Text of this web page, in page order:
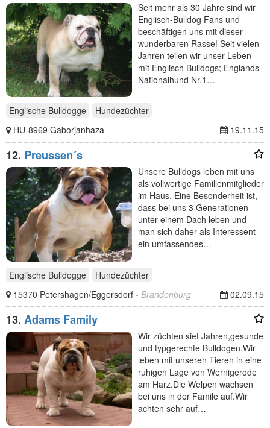
Seit mehr als 30 Jahre sind wir
Englisch-Bulldog Fans und
beschäftigen uns mit dieser
wunderbaren Rasse! Seit vielen
Jahren teilen wir unser Leben
mit Englisch Bulldogs; Englands
Nationalhund Nr.1…
Englische Bulldogge
Hundezüchter
HU-8969 Gaborjanhaza
19.11.15
12. Preussen´s
Unsere Bulldogs leben mit uns
als vollwertige Familienmitglieder
im Haus. Eine Besonderheit ist,
dass bei uns 3 Generationen
unter einem Dach leben und
man sich daher als Interessent
ein umfassendes…
Englische Bulldogge
Hundezüchter
15370 Petershagen/Eggersdorf - Brandenburg 02.09.15
13. Adams Family
Wir züchten siet Jahren,gesunde
und typgerechte Bulldogen.Wir
leben mit unseren Tieren in eine
ruhigen Lage von Wernigerode
am Harz.Die Welpen wachsen
bei uns in der Famile auf.Wir
achten sehr auf…